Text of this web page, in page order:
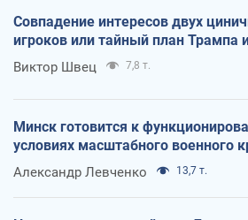
Совпадение интересов двух
игроков или тайный план Трампа
Виктор Швец 7,8 т.
Минск готовится к
условиях масштабного военного
Александр Левченко 13,7 т.